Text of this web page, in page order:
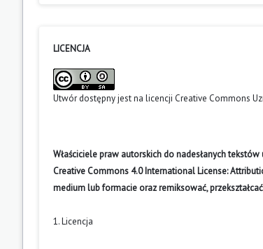
LICENCJA
Utwór dostępny jest na licencji Creative Commons
Właściciele praw autorskich do nadesłanych
Creative Commons 4.0 International License:
medium lub formacie oraz remiksować,
1. Licencja